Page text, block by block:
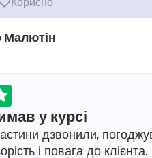
Малютін
у курсі
дзвонили,